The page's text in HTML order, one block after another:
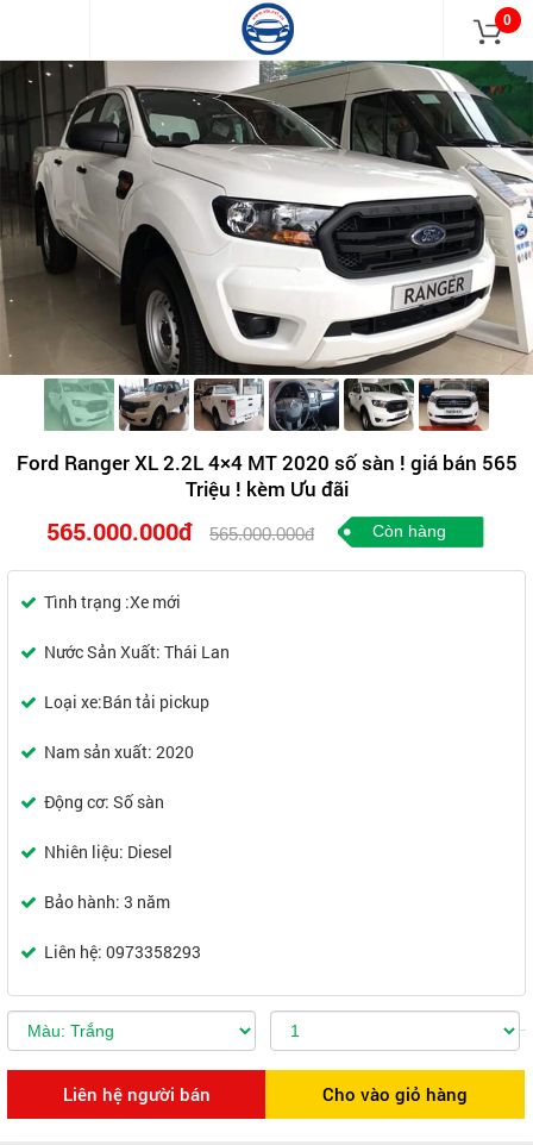
0
Ford Ranger XL 2.2L 4×4 MT 2020 số sàn ! giá bán 565
Triệu ! kèm Ưu đãi
565.000.000đ 565.000.000đ Còn hàng
Tình trạng :Xe mới
Nước Sản Xuất: Thái Lan
Loại xe:Bán tải pickup
Nam sản xuất: 2020
Động cơ: Số sàn
Nhiên liệu: Diesel
Bảo hành: 3 năm
Liên hệ: 0973358293